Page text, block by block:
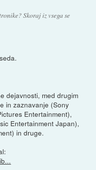
Skoraj iz vsega se
dejavnosti, med drugim
in zaznavanje (Sony
Entertainment),
Entertainment Japan),
in druge.